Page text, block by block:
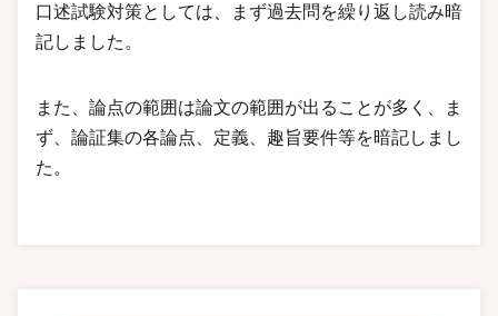
口述試験対策としては、まず過去問を繰り返し読み暗
記しました。
また、論点の範囲は論文の範囲が出ることが多く、ま
ず、論証集の各論点、定義、趣旨要件等を暗記しまし
た。